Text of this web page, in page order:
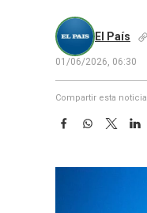
El País
01/06/2026, 06:30
Compartir esta noticia
F
e
W
t
T
w
t
L
k